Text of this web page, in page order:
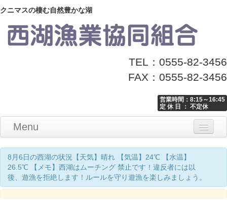
クニマスの棲む自然豊かな湖
TEL：0555-82-3456
FAX：0555-82-3456
営業時間：8:15～16:45
定 休 日 ： 不定休
Menu
Home
釣り情報
マナーとお願い
クニマス展示館
漁協からのお知らせ
お問い合わせ
8月6日の西湖の状況【天気】晴れ 【気温】24℃ 【水温】
26.5℃ 【メモ】西湖はムーチング 禁止です！違反者には以
後、遊漁を拒絶します！ルールを守り遊漁を楽しみましょう。